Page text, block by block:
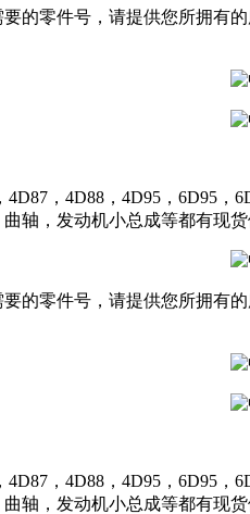
的零件号，请提供您所拥
，4D88，4D95，6D95，
轴，发动机小总成等都有现
的零件号，请提供您所拥
，4D88，4D95，6D95，
轴，发动机小总成等都有现